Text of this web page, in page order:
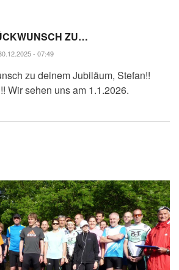
ZU…
- 07:49
zu deinem Jubiläum, Stefan!!
Wir sehen uns am 1.1.2026.